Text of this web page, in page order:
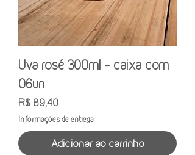
Uva rosé 300ml - caixa com
06un
Preço
R$ 89,40
Informações de entrega
Adicionar ao carrinho